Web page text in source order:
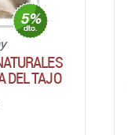
DEL TAJO